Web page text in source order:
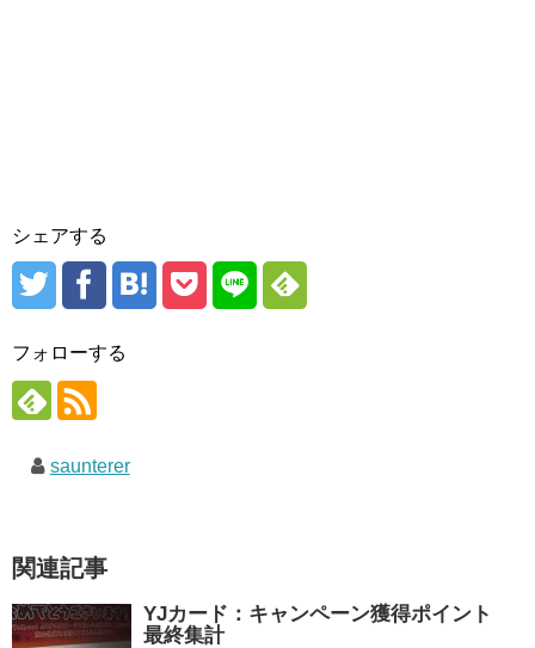
シェアする
フォローする
saunterer
関連記事
YJカード：キャンペーン獲得ポイント
最終集計